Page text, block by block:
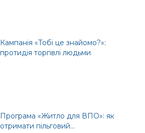
Кампанія «Тобі це знайомо?»:
протидія торгівлі людьми
Програма «Житло для ВПО»: як
отримати пільговий...